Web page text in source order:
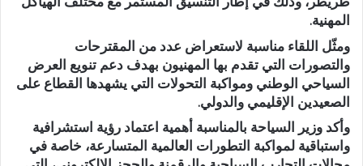
المهنية.
ومثّل اللقاء مناسبة لاستعراض عدد من المقترحات
والتصورات التي تقدم بها المهنيون بهدف دعم تنويع العرض
السياحي الوطني ومواكبة التحولات التي يشهدها القطاع على
الصعيدين الإقليمي والدولي.
وأكد وزير السياحة بالمناسبة أهمية اعتماد رؤية استشرافية
واستباقية لمواكبة التطورات العالمية المتسارعة، خاصة في